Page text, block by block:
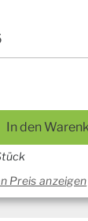
In den
Preis anzeigen